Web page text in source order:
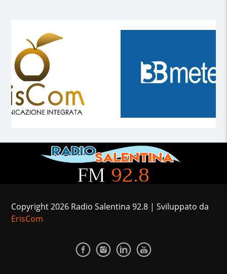
FM 92.8
Copyright 2026 Radio Salentina 92.8 | Sviluppato da
ErisCom